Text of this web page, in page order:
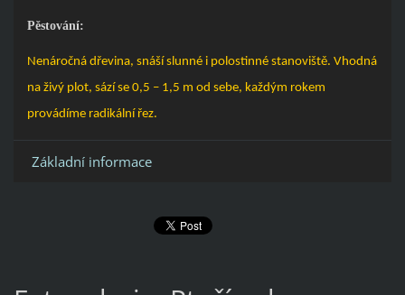
Pěstování:
Nenáročná dřevina, snáší slunné i polostinné stanoviště. Vhodná
na živý plot, sází se 0,5 – 1,5 m od sebe, každým rokem
provádíme radikální řez.
Základní informace